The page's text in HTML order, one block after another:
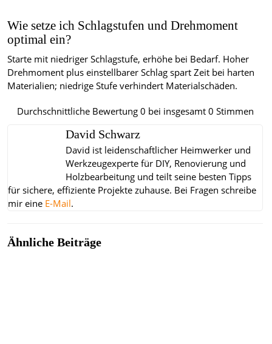
Wie setze ich Schlagstufen und Drehmoment
optimal ein?
Starte mit niedriger Schlagstufe, erhöhe bei Bedarf. Hoher
Drehmoment plus einstellbarer Schlag spart Zeit bei harten
Materialien; niedrige Stufe verhindert Materialschäden.
Durchschnittliche Bewertung0 bei insgesamt0 Stimmen
David Schwarz
David ist leidenschaftlicher Heimwerker und
Werkzeugexperte für DIY, Renovierung und
Holzbearbeitung und teilt seine besten Tipps
für sichere, effiziente Projekte zuhause. Bei Fragen schreibe
mir eine E-Mail.
Ähnliche Beiträge